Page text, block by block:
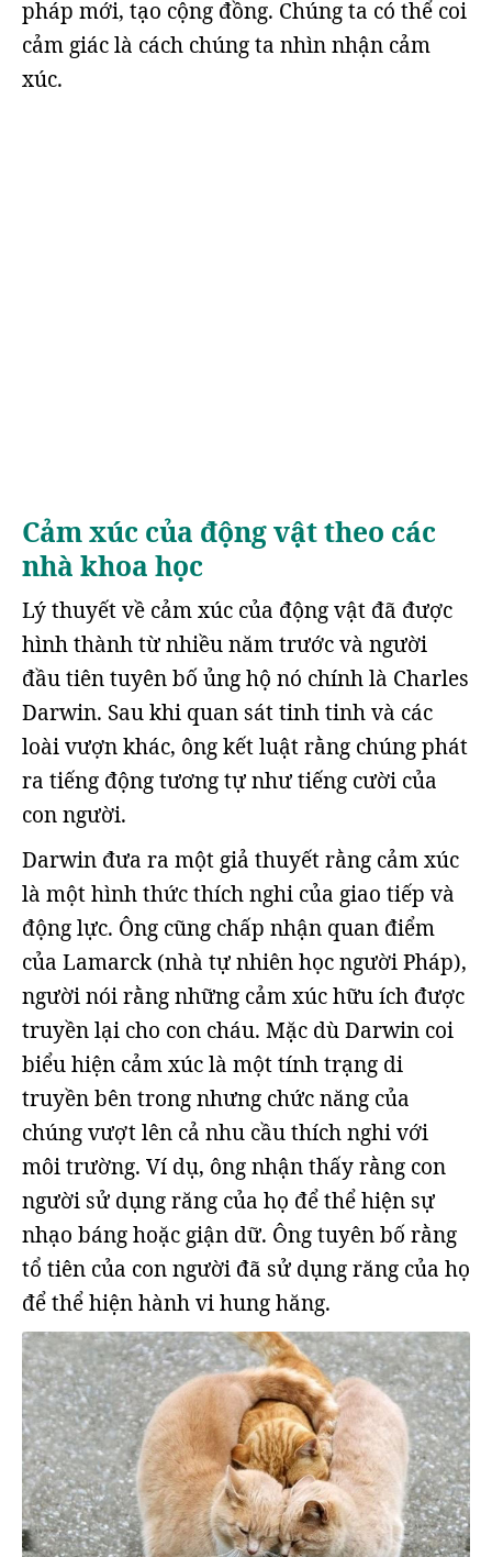
pháp mới, tạo cộng đồng. Chúng ta có thể coi
cảm giác là cách chúng ta nhìn nhận cảm
xúc.
Cảm xúc của động vật theo các
nhà khoa học
Lý thuyết về cảm xúc của động vật đã được
hình thành từ nhiều năm trước và người
đầu tiên tuyên bố ủng hộ nó chính là Charles
Darwin. Sau khi quan sát tinh tinh và các
loài vượn khác, ông kết luật rằng chúng phát
ra tiếng động tương tự như tiếng cười của
con người.
Darwin đưa ra một giả thuyết rằng cảm xúc
là một hình thức thích nghi của giao tiếp và
động lực. Ông cũng chấp nhận quan điểm
của Lamarck (nhà tự nhiên học người Pháp),
người nói rằng những cảm xúc hữu ích được
truyền lại cho con cháu. Mặc dù Darwin coi
biểu hiện cảm xúc là một tính trạng di
truyền bên trong nhưng chức năng của
chúng vượt lên cả nhu cầu thích nghi với
môi trường. Ví dụ, ông nhận thấy rằng con
người sử dụng răng của họ để thể hiện sự
nhạo báng hoặc giận dữ. Ông tuyên bố rằng
tổ tiên của con người đã sử dụng răng của họ
để thể hiện hành vi hung hăng.